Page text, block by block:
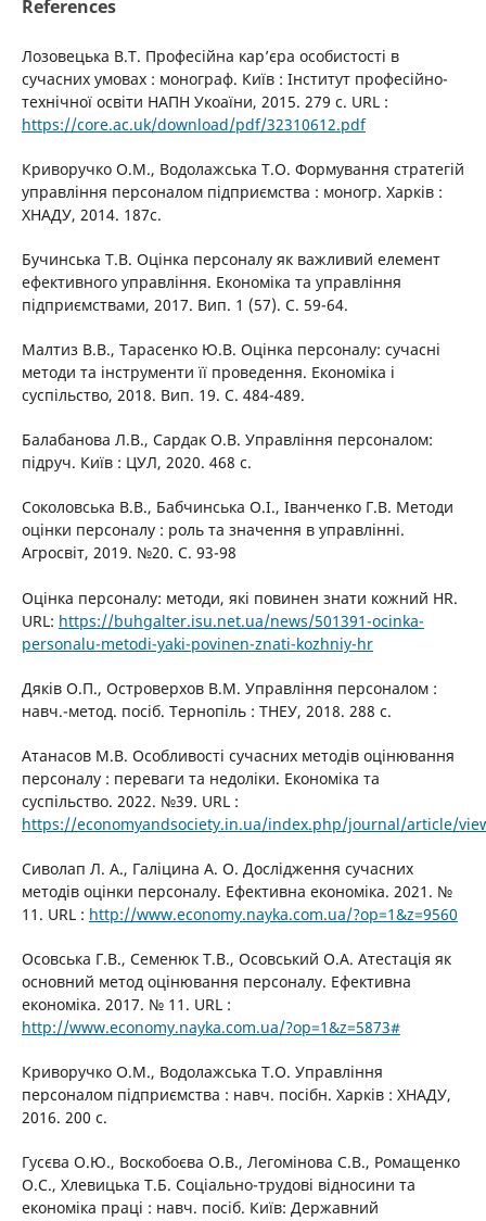
References
Лозовецька В.Т. Професійна кар’єра особистості в
сучасних умовах : монограф. Київ : Інститут професійно-
технічної освіти НАПН Укоаїни, 2015. 279 с. URL :
https://core.ac.uk/download/pdf/32310612.pdf
Криворучко О.М., Водолажська Т.О. Формування стратегій
управління персоналом підприємства : моногр. Харків :
ХНАДУ, 2014. 187с.
Бучинська Т.В. Оцінка персоналу як важливий елемент
ефективного управління. Економіка та управління
підприємствами, 2017. Вип. 1 (57). С. 59-64.
Малтиз В.В., Тарасенко Ю.В. Оцінка персоналу: сучасні
методи та інструменти її проведення. Економіка і
суспільство, 2018. Вип. 19. С. 484-489.
Балабанова Л.В., Сардак О.В. Управління персоналом:
підруч. Київ : ЦУЛ, 2020. 468 с.
Соколовська В.В., Бабчинська О.І., Іванченко Г.В. Методи
оцінки персоналу : роль та значення в управлінні.
Агросвіт, 2019. №20. С. 93-98
Оцінка персоналу: методи, які повинен знати кожний HR.
URL: https://buhgalter.isu.net.ua/news/501391-ocinka-
personalu-metodi-yaki-povinen-znati-kozhniy-hr
Дяків О.П., Островерхов В.М. Управління персоналом :
навч.-метод. посіб. Тернопіль : ТНЕУ, 2018. 288 с.
Атанасов М.В. Особливості сучасних методів оцінювання
персоналу : переваги та недоліки. Економіка та
суспільство. 2022. №39. URL :
https://economyandsociety.in.ua/index.php/journal/article/
Сиволап Л. А., Галіцина А. О. Дослідження сучасних
методів оцінки персоналу. Ефективна економіка. 2021. №
11. URL : http://www.economy.nayka.com.ua/?op=1&z=9560
Осовська Г.В., Семенюк Т.В., Осовський О.А. Атестація як
основний метод оцінювання персоналу. Ефективна
економіка. 2017. № 11. URL :
http://www.economy.nayka.com.ua/?op=1&z=5873#
Криворучко О.М., Водолажська Т.О. Управління
персоналом підприємства : навч. посібн. Харків : ХНАДУ,
2016. 200 с.
Гусєва О.Ю., Воскобоєва О.В., Легомінова С.В., Ромащенко
О.С., Хлевицька Т.Б. Соціально-трудові відносини та
економіка праці : навч. посіб. Київ: Державний